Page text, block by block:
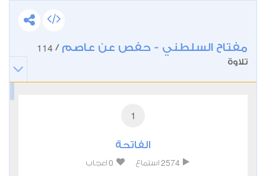
مفتاح السلطني - حفص عن عاصم /
114
تلاوة
1
الفاتحة
2574 استماع 0 اعجاب